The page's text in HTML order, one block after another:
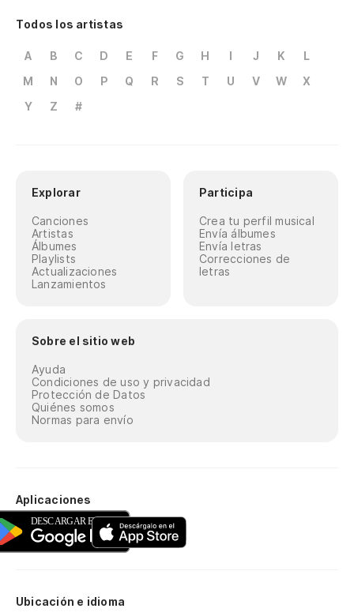
Todos los artistas
A B C D E F G H I J K
L
M
N O P Q R S T U V W
X
Y
Z #
Explorar
Canciones
Artistas
Álbumes
Playlists
Actualizaciones
Lanzamientos
Participa
Crea tu perfil musical
Envía álbumes
Envía letras
Correcciones de
letras
Sobre el sitio web
Ayuda
Condiciones de uso y privacidad
Protección de Datos
Quiénes somos
Normas para envío
Aplicaciones
Ubicación e idioma